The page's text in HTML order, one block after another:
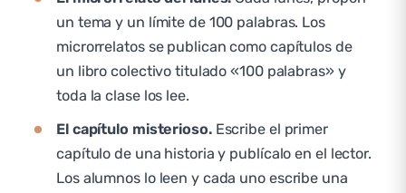
un tema y un límite de 100 palabras. Los
microrrelatos se publican como capítulos de
un libro colectivo titulado «100 palabras» y
toda la clase los lee.
El capítulo misterioso.Escribe el primer
capítulo de una historia y publícalo en el lector.
Los alumnos lo leen y cada uno escribe una